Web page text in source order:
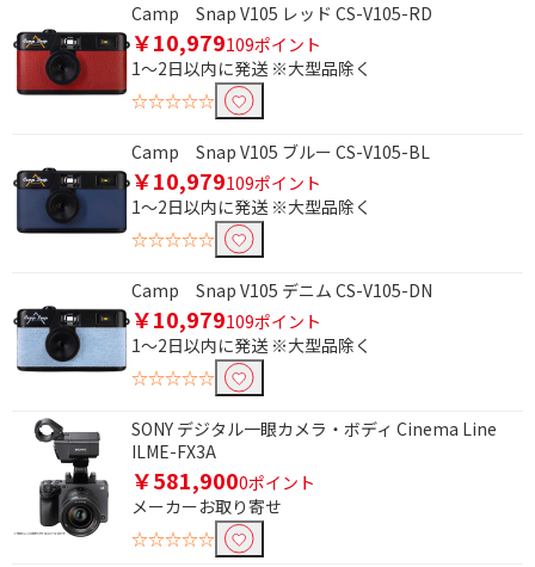
Camp Snap V105 レッド CS-V105-RD
￥10,979109ポイント
1～2日以内に発送 ※大型品除く
☆☆☆☆☆
Camp Snap V105 ブルー CS-V105-BL
￥10,979109ポイント
1～2日以内に発送 ※大型品除く
☆☆☆☆☆
Camp Snap V105 デニム CS-V105-DN
￥10,979109ポイント
1～2日以内に発送 ※大型品除く
☆☆☆☆☆
SONY デジタル一眼カメラ・ボディ Cinema Line
ILME-FX3A
￥581,9000ポイント
メーカーお取り寄せ
☆☆☆☆☆
64GB
128GB
256GB
512GB
種類で絞り込む
micro SDXCカード
micro SDHCカード
SDXCカード
SDHCカード
USB接続
タッチパネルで絞り込む
タッチパネル対応
対応
非対応
メディア対応数で絞り込む
11～15種類
Cタイプで絞り込む